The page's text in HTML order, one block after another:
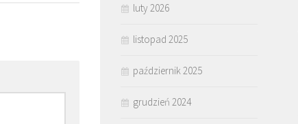
luty 2026
listopad 2025
październik 2025
grudzień 2024